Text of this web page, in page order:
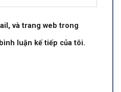
và trang web trong
luận kế tiếp của tôi.